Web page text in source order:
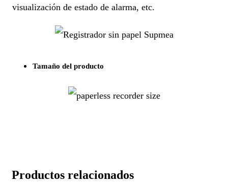
visualización de estado de alarma, etc.
Tamaño del producto
Productos relacionados